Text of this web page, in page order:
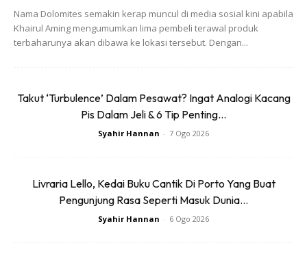
Nama Dolomites semakin kerap muncul di media sosial kini apabila
Khairul Aming mengumumkan lima pembeli terawal produk
terbaharunya akan dibawa ke lokasi tersebut. Dengan...
Takut ‘Turbulence’ Dalam Pesawat? Ingat Analogi Kacang
Pis Dalam Jeli & 6 Tip Penting...
Syahir Hannan - 7 Ogo 2026
Livraria Lello, Kedai Buku Cantik Di Porto Yang Buat
Pengunjung Rasa Seperti Masuk Dunia...
Syahir Hannan - 6 Ogo 2026